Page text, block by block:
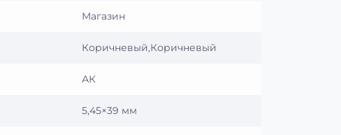
Магазин
Коричневый,Коричневый
АК
5,45×39 мм